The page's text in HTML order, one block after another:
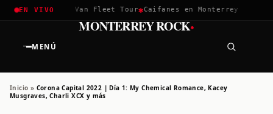
EN VIVO
✱Greta Van Fleet Tour Caifanes en Monterrey · 12 Dic
MENÚ
MONTERREY ROCK·
Inicio » Corona Capital 2022 | Día 1: My Chemical Romance, Kacey
Musgraves, Charli XCX y más